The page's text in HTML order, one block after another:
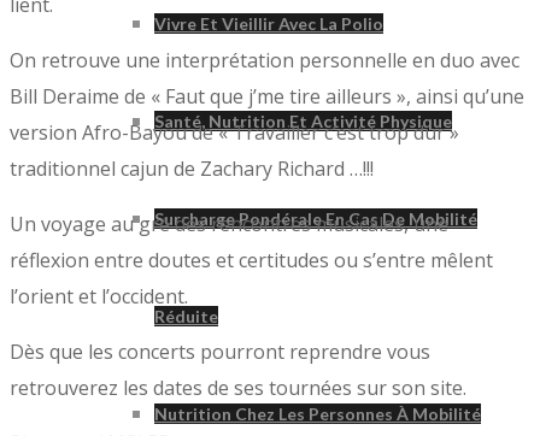
Vivre Et Vieillir Avec La Polio
Santé, Nutrition Et Activité Physique
Surcharge Pondérale En Cas De Mobilité
Réduite
Nutrition Chez Les Personnes À Mobilité
On retrouve une interprétation personnelle en duo avec
Bill Deraime de « Faut que j’me tire ailleurs », ainsi qu’une
version Afro-Bayou de « Travailler c’est trop dur »
traditionnel cajun de Zachary Richard …!!!
Un voyage au gré des rencontres musicales, une
réflexion entre doutes et certitudes ou s’entre mêlent
l’orient et l’occident.
Dès que les concerts pourront reprendre vous
retrouverez les dates de ses tournées sur son site.